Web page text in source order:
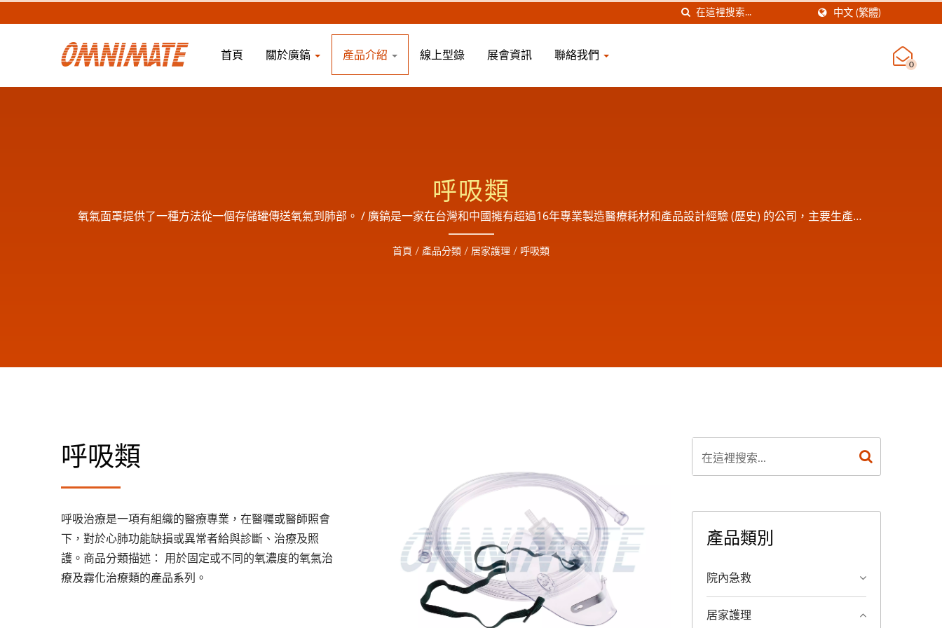
中文 (繁體)
首頁 關於廣鎬 產品介紹 線上型錄 展會資訊 聯絡我們
0
呼吸類
氧氣面罩提供了一種方法從一個存儲罐傳送氧氣到肺部。 / 廣鎬是一家在台灣和中國擁有超過16年專業製造醫療耗材和產品設計經驗 (歷史) 的公司，主要生產高
品質醫療耗材和產品，工業五金和商業零組件的組裝及成品製造廠,為了提供完善的服務,於2018年有了自己的EO滅菌廠也可代工滅菌
首頁 / 產品分類 / 居家護理 / 呼吸類
呼吸類
呼吸治療是一項有組織的醫療專業，在醫囑或醫師照會
下，對於心肺功能缺損或異常者給與診斷、治療及照
護。商品分類描述： 用於固定或不同的氧濃度的氧氣治
療及霧化治療類的產品系列。
產品類別
院內急救
居家護理